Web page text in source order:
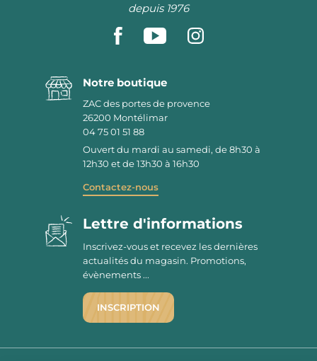
depuis 1976
Notre boutique
ZAC des portes de provence
26200 Montélimar
04 75 01 51 88
Ouvert du mardi au samedi, de 8h30 à
12h30 et de 13h30 à 16h30
Contactez-nous
Lettre d'informations
Inscrivez-vous et recevez les dernières
actualités du magasin. Promotions,
évènements ...
INSCRIPTION